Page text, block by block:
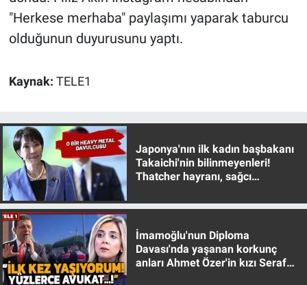
"Herkese merhaba" paylaşımı yaparak taburcu
olduğunun duyurusunu yaptı.
Kaynak: TELE1
Japonya'nın ilk kadın başbakanı
Takaichi'nin bilinmeyenleri!
Thatcher hayranı, sağcı
İmamoğlu'nun Diploma
Davası'nda yaşanan korkunç
anları Ahmet Özer'in kızı Seraf
Kültür Sanat
Popüler
Programlar
Sağlık
Spor
Teknoloji